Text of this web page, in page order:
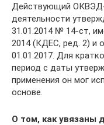
Действующий
деятельности
31.01.2014 № 14-ст,
2014 (КДЕС, ред. 2) и
01.01.2017. Для
период с даты
применения он мог
основе.
О том, как